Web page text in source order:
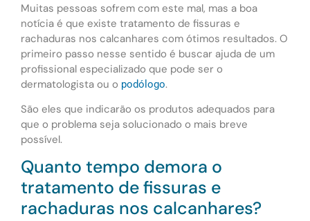
Muitas pessoas sofrem com este mal, mas a boa
notícia é que existe tratamento de fissuras e
rachaduras nos calcanhares com ótimos resultados. O
primeiro passo nesse sentido é buscar ajuda de um
profissional especializado que pode ser o
dermatologista ou o podólogo.
São eles que indicarão os produtos adequados para
que o problema seja solucionado o mais breve
possível.
Quanto tempo demora o
tratamento de fissuras e
rachaduras nos calcanhares?